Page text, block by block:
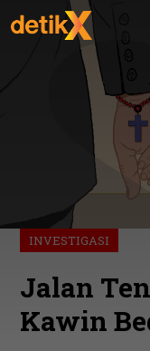
INVESTIGASI
Jalan
Kawin